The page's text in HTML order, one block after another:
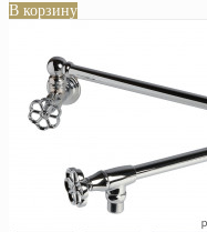
В корзину